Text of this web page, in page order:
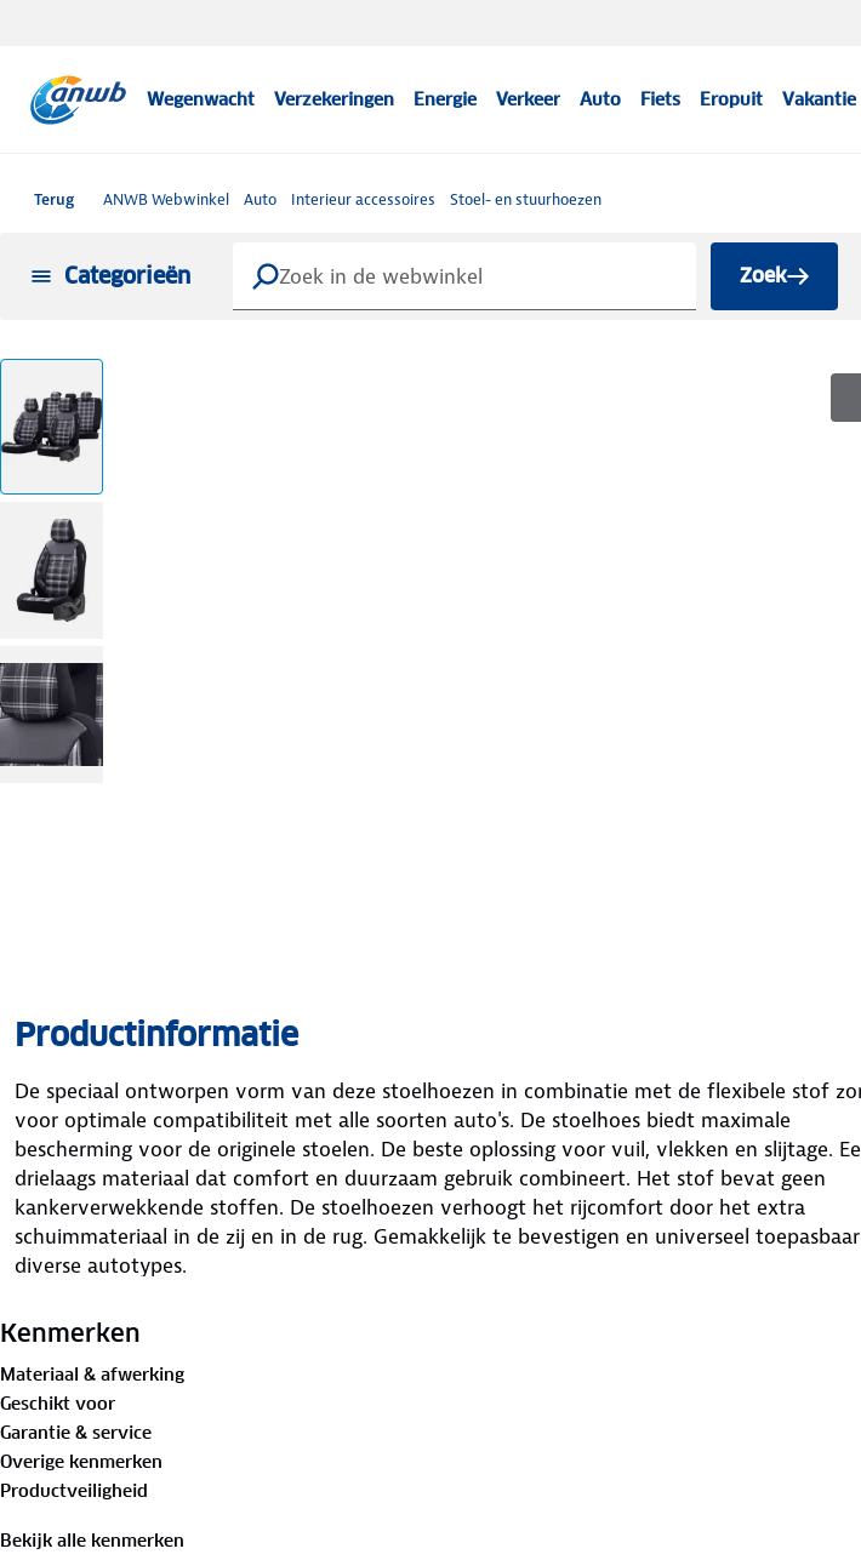
Wegenwacht Verzekeringen Energie Verkeer Auto Fiets Eropuit Vakantie
Terug ANWB Webwinkel Auto Interieur accessoires Stoel- en stuurhoezen
Categorieën Zoek
Productinformatie
De speciaal ontworpen vorm van deze stoelhoezen in combinatie met de flexibele stof
voor optimale compatibiliteit met alle soorten auto's. De stoelhoes biedt maximale
bescherming voor de originele stoelen. De beste oplossing voor vuil, vlekken en slijtage.
drielaags materiaal dat comfort en duurzaam gebruik combineert. Het stof bevat geen
kankerverwekkende stoffen. De stoelhoezen verhoogt het rijcomfort door het extra
schuimmateriaal in de zij en in de rug. Gemakkelijk te bevestigen en universeel
diverse autotypes.
Kenmerken
Materiaal & afwerking
Geschikt voor
Garantie & service
Overige kenmerken
Productveiligheid
Bekijk alle kenmerken